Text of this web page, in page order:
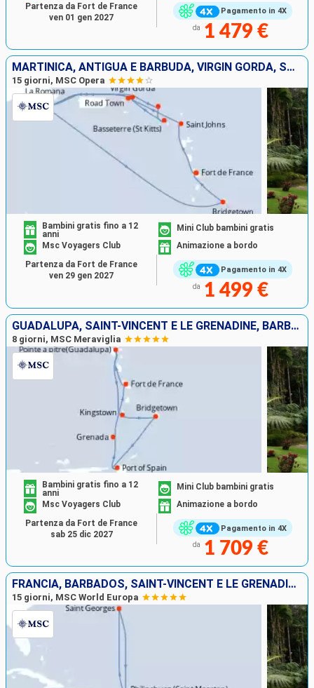
Pagamento in 4X
da 1 479 €
Partenza da Fort de France
ven 01 gen 2027
MARTINICA, ANTIGUA E BARBUDA, VIRGIN GORDA, SAINT MARTIN, SAN CRISTOFORO E NEVIS, TORTOLA, REPUBBLICA DOMINICANA, BARBADOS
15 giorni, MSC Opera
Pagamento in 4X
Bambini gratis fino a 12
anni
Mini Club bambini gratis
Msc Voyagers Club
Animazione a bordo
da 1 499 €
Partenza da Fort de France
ven 29 gen 2027
GUADALUPA, SAINT-VINCENT E LE GRENADINE, BARBADOS, LA TRINIDAD ETOBAGO, GRENADA, MARTINICA
8 giorni, MSC Meraviglia
Pagamento in 4X
Bambini gratis fino a 12
anni
Mini Club bambini gratis
Msc Voyagers Club
Animazione a bordo
da 1 709 €
Partenza da Fort de France
sab 25 dic 2027
FRANCIA, BARBADOS, SAINT-VINCENT E LE GRENADINE, GRENADA, SANTA LUCIA
15 giorni, MSC World Europa